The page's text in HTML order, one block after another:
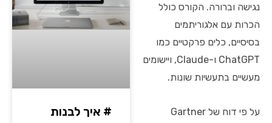
נגישה וברורה. הקורס כולל
הכרות עם אלגוריתמים
בסיסיים, כלים פרקטיים כמו
ChatGPT ו-Claude, ויישומים
מעשיים בתעשיות שונות.
על פי דוח של Gartner
# איך לבנות